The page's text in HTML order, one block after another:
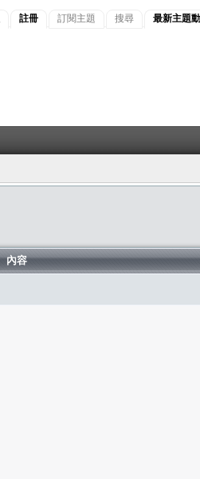
註冊 訂閱主題 搜尋 最新主題
內容